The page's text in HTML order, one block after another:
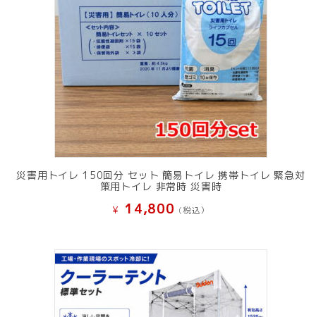
災害用トイレ 150回分 セット 簡易トイレ 携帯トイレ 緊急対
策用トイレ 非常時 災害時
¥ 14,800 (税込）